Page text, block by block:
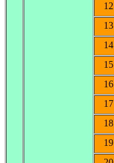
12
13
14
15
16
17
18
19